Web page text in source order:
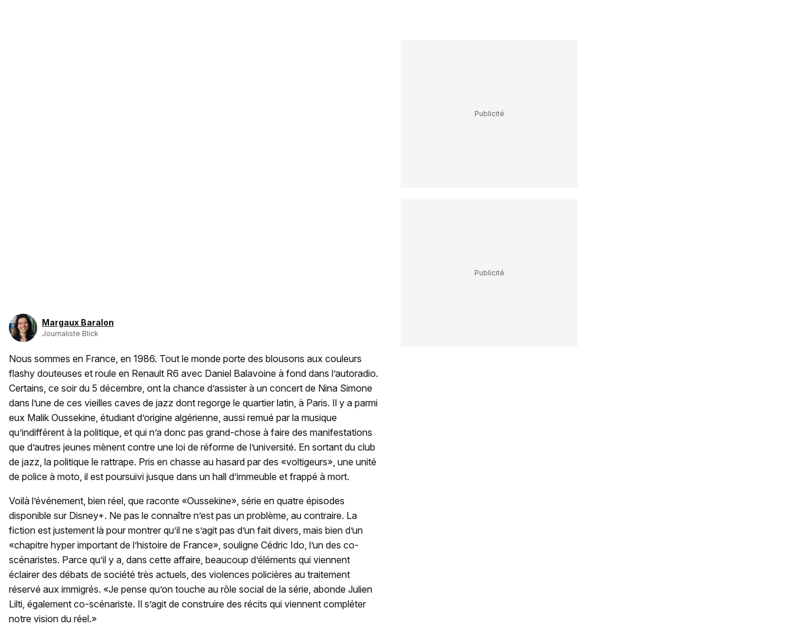
Margaux Baralon
Journaliste Blick
Nous sommes en France, en 1986. Tout le monde porte des blousons aux couleurs
flashy douteuses et roule en Renault R6 avec Daniel Balavoine à fond dans l’autoradio.
Certains, ce soir du 5 décembre, ont la chance d’assister à un concert de Nina Simone
dans l’une de ces vieilles caves de jazz dont regorge le quartier latin, à Paris. Il y a parmi
eux Malik Oussekine, étudiant d’origine algérienne, aussi remué par la musique
qu’indifférent à la politique, et qui n’a donc pas grand-chose à faire des manifestations
que d’autres jeunes mènent contre une loi de réforme de l’université. En sortant du club
de jazz, la politique le rattrape. Pris en chasse au hasard par des «voltigeurs», une unité
de police à moto, il est poursuivi jusque dans un hall d’immeuble et frappé à mort.
Voilà l’événement, bien réel, que raconte «Oussekine», série en quatre épisodes
disponible sur Disney+. Ne pas le connaître n’est pas un problème, au contraire. La
fiction est justement là pour montrer qu’il ne s’agit pas d’un fait divers, mais bien d’un
«chapitre hyper important de l’histoire de France», souligne Cédric Ido, l’un des co-
scénaristes. Parce qu’il y a, dans cette affaire, beaucoup d’éléments qui viennent
éclairer des débats de société très actuels, des violences policières au traitement
réservé aux immigrés. «Je pense qu’on touche au rôle social de la série, abonde Julien
Lilti, également co-scénariste. Il s’agit de construire des récits qui viennent compléter
notre vision du réel.»